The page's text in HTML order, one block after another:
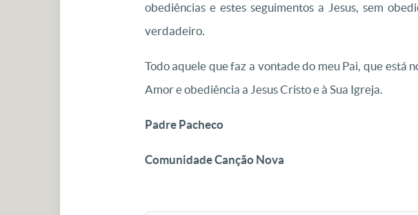
obediências e estes seguimentos a Jesus, sem
verdadeiro.
Todo aquele que faz a vontade do meu Pai, que está
Amor e obediência a Jesus Cristo e à Sua Igreja.
Padre Pacheco
Comunidade Canção Nova